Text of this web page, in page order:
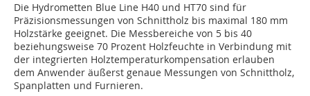
Die Hydrometten Blue Line H40 und HT70 sind für
Präzisionsmessungen von Schnittholz bis maximal 180 mm
Holzstärke geeignet. Die Messbereiche von 5 bis 40
beziehungsweise 70 Prozent Holzfeuchte in Verbindung mit
der integrierten Holztemperaturkompensation erlauben
dem Anwender äußerst genaue Messungen von Schnittholz,
Spanplatten und Furnieren.